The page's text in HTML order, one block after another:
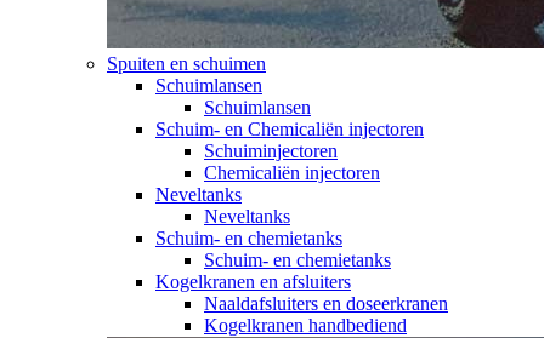
Spuiten en schuimen
Schuimlansen
Schuimlansen
Schuim- en Chemicaliën injectoren
Schuiminjectoren
Chemicaliën injectoren
Neveltanks
Neveltanks
Schuim- en chemietanks
Schuim- en chemietanks
Kogelkranen en afsluiters
Naaldafsluiters en doseerkranen
Kogelkranen handbediend